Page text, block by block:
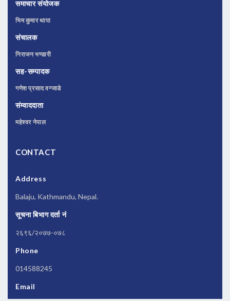
समाचार संयोजक
भिम कुमार थापा
संचालक
निराजन भण्डारी
सह-सम्पादक
गणेश प्रसाद वन्जाडे
संम्वाददाता
महेश्वर नेपाल
CONTACT
Address
Balaju, Kathmandu, Nepal.
सूचना बिभाग दर्ता नं
२६९६/२०७७-०७८
Phone
014588245
Email